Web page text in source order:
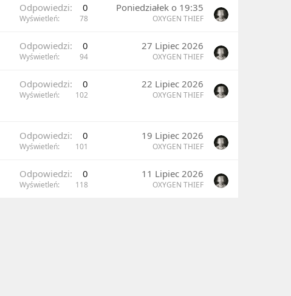
Odpowiedzi 0
Wyświetleń 78
Poniedziałek o 19:35
OXYGEN THIEF
Odpowiedzi 0
Wyświetleń 94
27 Lipiec 2026
OXYGEN THIEF
Odpowiedzi 0
Wyświetleń 102
22 Lipiec 2026
OXYGEN THIEF
Odpowiedzi 0
Wyświetleń 101
19 Lipiec 2026
OXYGEN THIEF
Odpowiedzi 0
Wyświetleń 118
11 Lipiec 2026
OXYGEN THIEF